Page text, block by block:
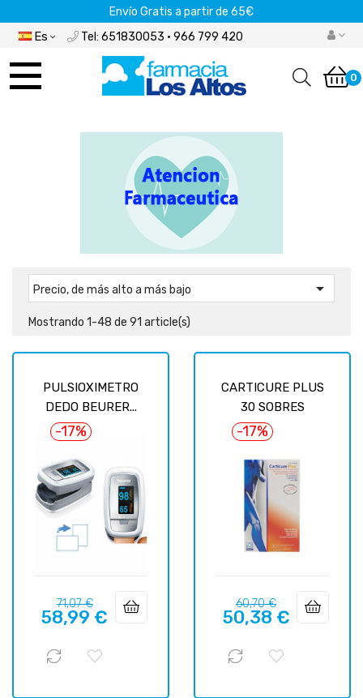
Envío Gratis a partir de 65€
Es Tel: 651830053 · 966 799 420
Navegación
palanca
0
Precio, de más alto a más bajo 
Mostrando 1-48 de 91 article(s)
PULSIOXIMETRO
DEDO BEURER...
-17%
Precio
regular
71,07 €Precio
58,99 €
CARTICURE PLUS
30 SOBRES
-17%
Precio
regular
60,70 €Precio
50,38 €